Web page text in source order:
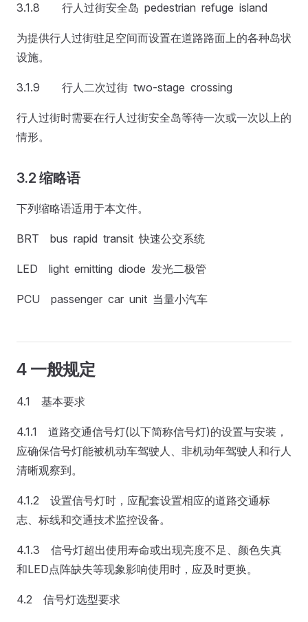
3.1.8 行人过街安全岛 pedestrian refuge island
为提供行人过街驻足空间而设置在道路路面上的各种岛状
设施。
3.1.9 行人二次过街 two-stage crossing
行人过街时需要在行人过街安全岛等待一次或一次以上的
情形。
3.2 缩略语
下列缩略语适用于本文件。
BRT bus rapid transit 快速公交系统
LED light emitting diode 发光二极管
PCU passenger car unit 当量小汽车
4 一般规定
4.1 基本要求
4.1.1 道路交通信号灯(以下简称信号灯)的设置与安装，
应确保信号灯能被机动车驾驶人、非机动年驾驶人和行人
清晰观察到。
4.1.2 设置信号灯时，应配套设置相应的道路交通标
志、标线和交通技术监控设备。
4.1.3 信号灯超出使用寿命或出现亮度不足、颜色失真
和LED点阵缺失等现象影响使用时，应及时更换。
4.2 信号灯选型要求